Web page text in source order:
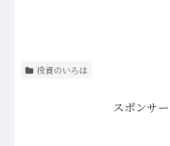
投資のいろは
スポンサ